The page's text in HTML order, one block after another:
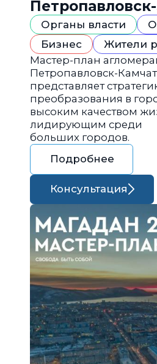
Петропавловск-
Камчатский
Органы власти
Бизнес
Жители
Мастер-план
Петропавловск-
представляет
преобразования в
высоким качеством
лидирующим среди
больших городов.
Подробнее
Консультация